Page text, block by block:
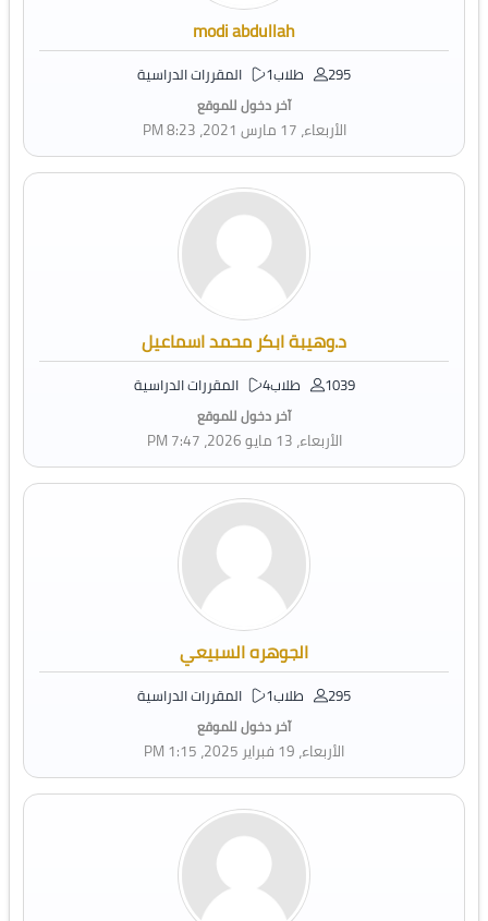
modi abdullah
295 طلاب 1 المقررات الدراسية
آخر دخول للموقع
الأربعاء، 17 مارس 2021، 8:23 PM
د.وهيبة ابكر محمد اسماعيل
1039 طلاب 4 المقررات الدراسية
آخر دخول للموقع
الأربعاء، 13 مايو 2026، 7:47 PM
الجوهره السبيعي
295 طلاب 1 المقررات الدراسية
آخر دخول للموقع
الأربعاء، 19 فبراير 2025، 1:15 PM